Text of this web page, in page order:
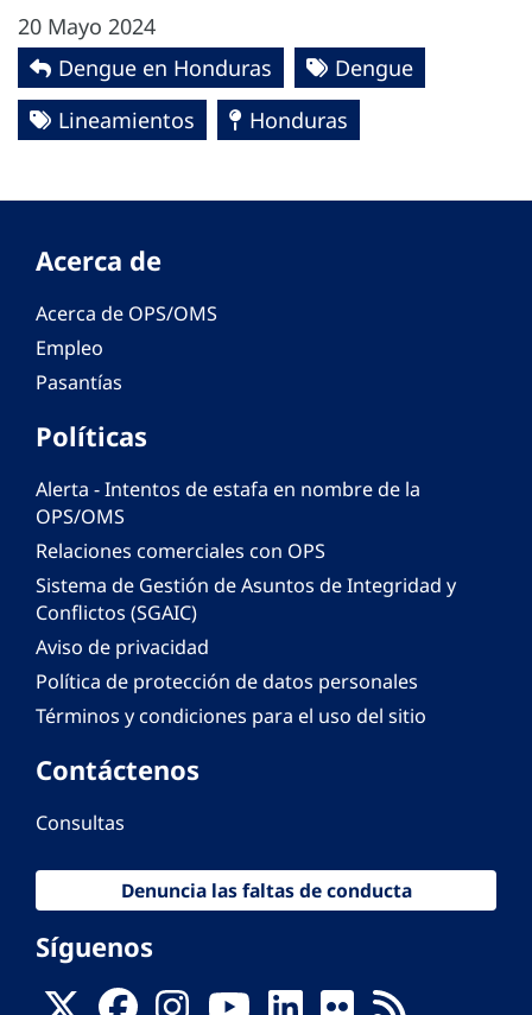
20 Mayo 2024
Dengue en Honduras
Dengue
Lineamientos
Honduras
Acerca de
Acerca de OPS/OMS
Empleo
Pasantías
Políticas
Alerta - Intentos de estafa en nombre de la
OPS/OMS
Relaciones comerciales con OPS
Sistema de Gestión de Asuntos de Integridad y
Conflictos (SGAIC)
Aviso de privacidad
Política de protección de datos personales
Términos y condiciones para el uso del sitio
Contáctenos
Consultas
Denuncia las faltas de conducta
Síguenos